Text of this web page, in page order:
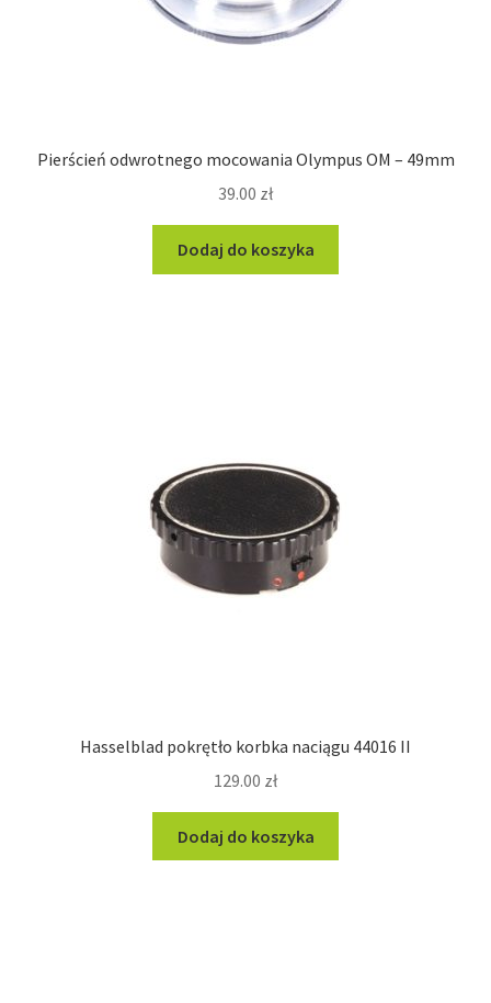
Pierścień odwrotnego mocowania Olympus OM – 49mm
39.00 zł
Dodaj do koszyka
Hasselblad pokrętło korbka naciągu 44016 II
129.00 zł
Dodaj do koszyka